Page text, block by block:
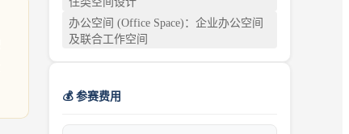
办公空间 (Office Space)：企业办公空间
及联合工作空间
💰 参赛费用